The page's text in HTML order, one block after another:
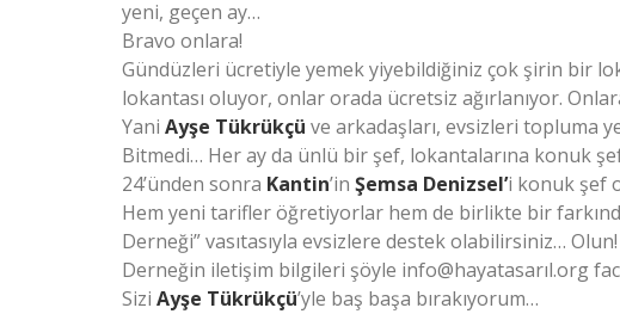
yeni, geçen ay…
Bravo onlara!
Gündüzleri ücretiyle yemek yiyebildiğiniz çok şirin bir
lokantası oluyor, onlar orada ücretsiz ağırlanıyor.
Yani Ayşe Tükrükçü ve arkadaşları, evsizleri topluma
Bitmedi… Her ay da ünlü bir şef, lokantalarına konuk
24’ünden sonra Kantin’in Şemsa Denizsel’i konuk şef
Hem yeni tarifler öğretiyorlar hem de birlikte bir
Derneği” vasıtasıyla evsizlere destek olabilirsiniz… Olun!
Derneğin iletişim bilgileri şöyle info@hayatasarıl.org
Sizi Ayşe Tükrükçü’yle baş başa bırakıyorum…